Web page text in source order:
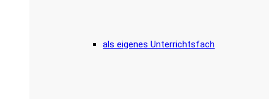
als eigenes Unterrichtsfach